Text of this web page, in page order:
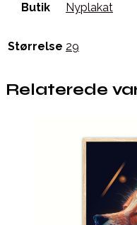
Butik Nyplakat
Størrelse 29
Relaterede